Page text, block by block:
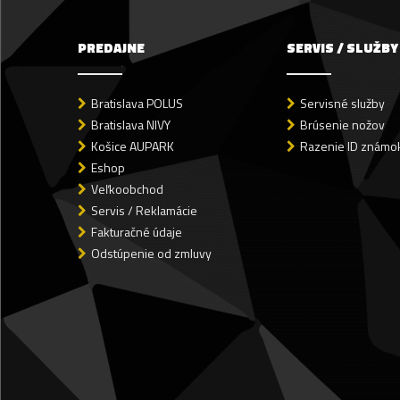
PREDAJNE
Bratislava POLUS
Bratislava NIVY
Košice AUPARK
Eshop
Veľkoobchod
Servis / Reklamácie
Fakturačné údaje
Odstúpenie od zmluvy
SERVIS / SLUŽBY
Servisné služby
Brúsenie nožov
Razenie ID